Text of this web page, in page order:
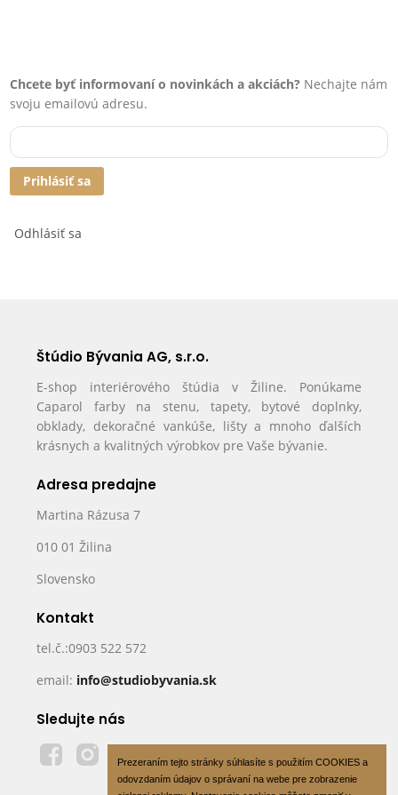
Prezeraním tejto stránky súhlasíte s použitím COOKIES a
odovzdaním údajov o správaní na webe pre zobrazenie
Chcete byť informovaní o novinkách a akciách? Nechajte nám
svoju emailovú adresu.
Prihlásiť sa
Odhlásiť sa
Štúdio Bývania AG, s.r.o.
E-shop interiérového štúdia v Žiline. Ponúkame
Caparol farby na stenu, tapety, bytové doplnky,
obklady, dekoračné vankúše, lišty a mnoho ďalších
krásnych a kvalitných výrobkov pre Vaše bývanie.
Adresa predajne
Martina Rázusa 7
010 01 Žilina
Slovensko
Kontakt
tel.č.:0903 522 572
email: info@studiobyvania.sk
Sledujte nás